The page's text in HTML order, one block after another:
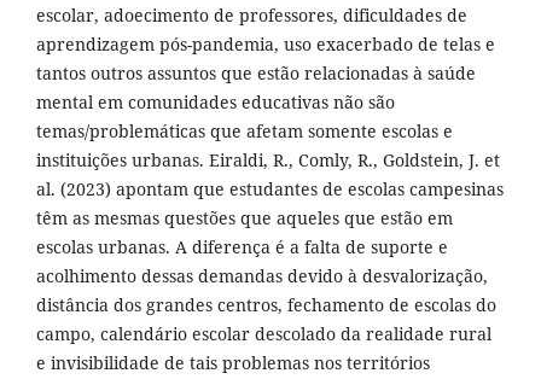
escolar, adoecimento de professores, dificuldades de
aprendizagem pós-pandemia, uso exacerbado de telas e
tantos outros assuntos que estão relacionadas à saúde
mental em comunidades educativas não são
temas/problemáticas que afetam somente escolas e
instituições urbanas. Eiraldi, R., Comly, R., Goldstein, J. et
al. (2023) apontam que estudantes de escolas campesinas
têm as mesmas questões que aqueles que estão em
escolas urbanas. A diferença é a falta de suporte e
acolhimento dessas demandas devido à desvalorização,
distância dos grandes centros, fechamento de escolas do
campo, calendário escolar descolado da realidade rural
e invisibilidade de tais problemas nos territórios